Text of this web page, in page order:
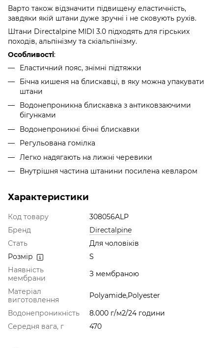
Варто також відзначити підвищену еластичність,
завдяки якій штани дуже зручні і не сковують рухів.
Штани Directalpine MIDI 3.0 підходять для гірських
походів, альпінізму та скіальпінізму.
Особливості:
Еластичний пояс, знімні підтяжки
Бічна кишеня на блискавці, в яку можна упакувати
штани
Водонепроникна блискавка з антиковзаючими
бігунками
Водонепроникні бічні блискавки
Регульована гомілка
Легко надягають на лижні черевики
Внутрішня частина штанини посилена кевларом
Характеристики
Код товару
308056ALP
Бренд
Directalpine
Стать
Для чоловіків
Розмір
S
Наявність
мембрани
З мембраною
Матеріал
виготовлення
Polyamide,Polyester
Водонепроникність
8.000 г/м2/24 години
Середня вага, г
470